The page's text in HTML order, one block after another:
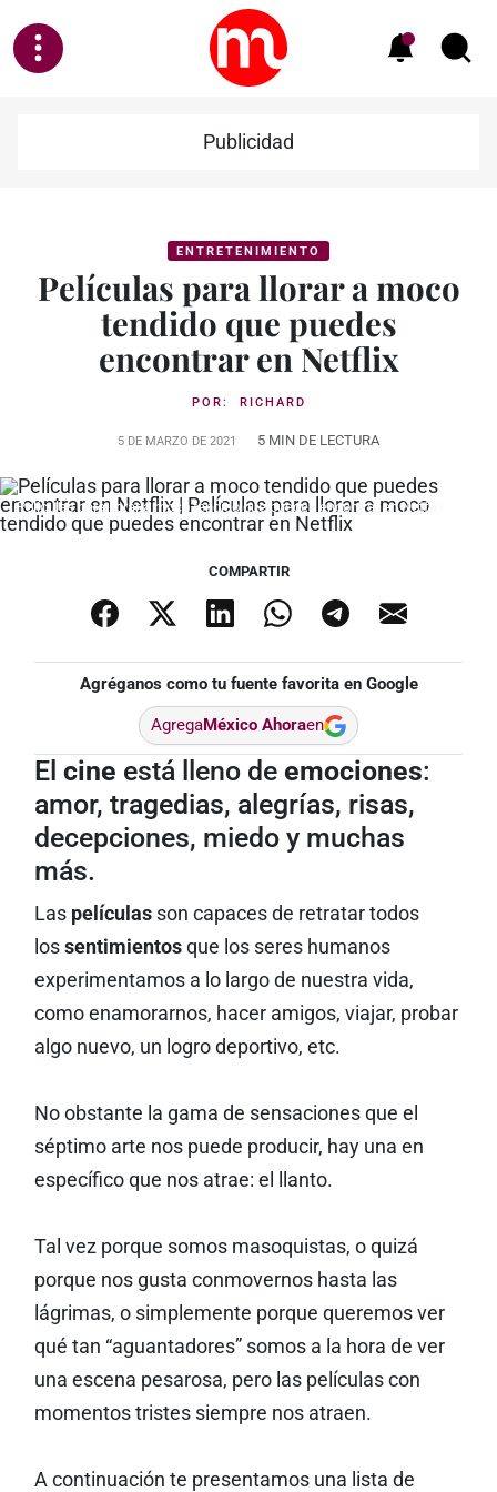
Publicidad
ENTRETENIMIENTO
Películas para llorar a moco
tendido que puedes
encontrar en Netflix
POR: RICHARD
5 DE MARZO DE 2021 5 MIN DE LECTURA
Películas para llorar a moco tendido que puedes encontrar en Netflix
COMPARTIR
Agréganos como tu fuente favorita en Google
AgregaMéxico Ahoraen
El cine está lleno de emociones:
amor, tragedias, alegrías, risas,
decepciones, miedo y muchas
más.
Las películas son capaces de retratar todos
los sentimientos que los seres humanos
experimentamos a lo largo de nuestra vida,
como enamorarnos, hacer amigos, viajar, probar
algo nuevo, un logro deportivo, etc.
No obstante la gama de sensaciones que el
séptimo arte nos puede producir, hay una en
específico que nos atrae: el llanto.
Tal vez porque somos masoquistas, o quizá
porque nos gusta conmovernos hasta las
lágrimas, o simplemente porque queremos ver
qué tan “aguantadores” somos a la hora de ver
una escena pesarosa, pero las películas con
momentos tristes siempre nos atraen.
A continuación te presentamos una lista de